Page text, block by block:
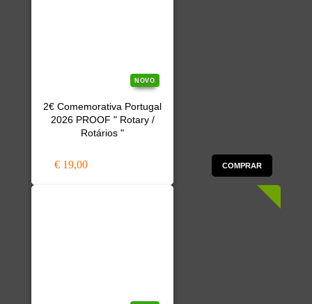
NOVO
2€ Comemorativa Portugal
2026 PROOF " Rotary /
Rotários "
€ 19,00 COMPRAR